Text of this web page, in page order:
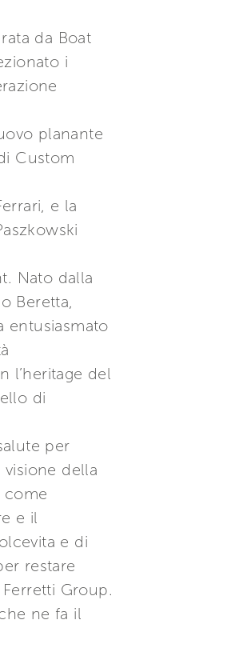
da Boat
i
planante
Custom
e la
Nato dalla
Beretta,
entusiasmato
l’heritage del
di
per
della
come
e il
e di
restare
Group.
ne fa il